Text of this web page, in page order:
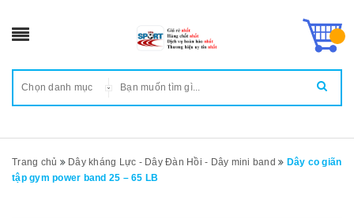
Chọn danh mục
Trang chủ Dây kháng Lực - Dây Đàn Hồi - Dây mini band
Dây co giãn
tập gym power band 25 – 65 LB